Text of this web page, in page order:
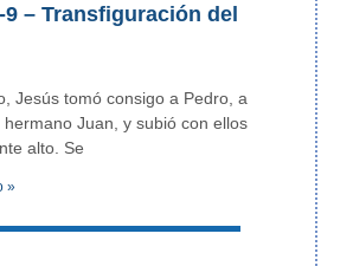
9 – Transfiguración del
Jesús tomó consigo a Pedro, a
hermano Juan, y subió con ellos
alto. Se
»